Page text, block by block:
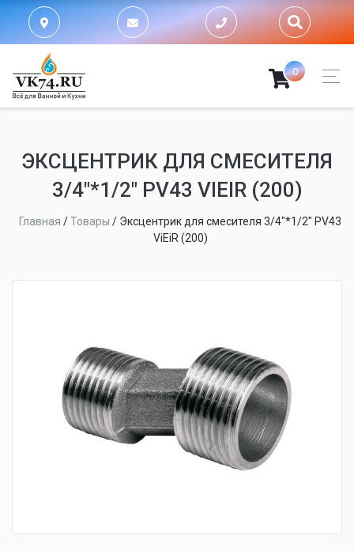
0
ЭКСЦЕНТРИК ДЛЯ СМЕСИТЕЛЯ
3/4"*1/2" PV43 VIEIR (200)
Главная /Товары / Эксцентрик для смесителя 3/4"*1/2" PV43
ViEiR (200)